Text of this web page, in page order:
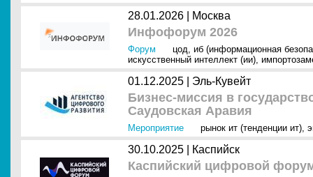
28.01.2026 | Москва
Инфофорум 2026
Форум цод, иб (информационная
искусственный интеллект (ии),
01.12.2025 | Эль-Кувейт
Бизнес-миссия в
Саудовская Аравия
Мероприятие рынок ит (тенденции ит),
30.10.2025 | Каспийск
Каспийский цифровой